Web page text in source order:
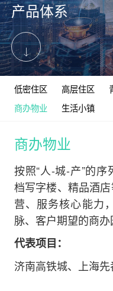
产品体系

低密住区 高层住区
商办物业
生活小镇
商办物业
按照“人-城-产”的
档写字楼、精品酒
营、服务核心能力
脉、客户期望的商办
代表项目：
济南高铁城、上海先